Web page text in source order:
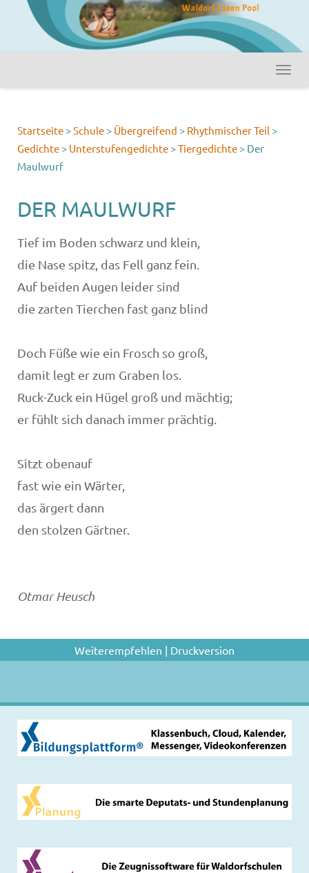
Startseite >Schule > Übergreifend > Rhythmischer Teil >
Gedichte > Unterstufengedichte >Tiergedichte > Der
Maulwurf
DER MAULWURF
Tief im Boden schwarz und klein,
die Nase spitz, das Fell ganz fein.
Auf beiden Augen leider sind
die zarten Tierchen fast ganz blind
Doch Füße wie ein Frosch so groß,
damit legt er zum Graben los.
Ruck-Zuck ein Hügel groß und mächtig;
er fühlt sich danach immer prächtig.
Sitzt obenauf
fast wie ein Wärter,
das ärgert dann
den stolzen Gärtner.
Otmar Heusch
Weiterempfehlen | Druckversion